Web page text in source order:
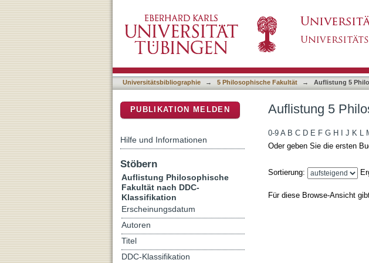
Universitätsbibliographie → 5 Philosophische Fakultät → Auflistung 5
Auflistung 5
0-9 A B C D E F G H J K L
Oder geben Sie die ersten
Sortierung:
Für diese Browse-Ansicht
PUBLIKATION MELDEN
Hilfe und Informationen
Stöbern
Auflistung Philosophische
Fakultät nach DDC-
Klassifikation
Erscheinungsdatum
Autoren
Titel
DDC-Klassifikation